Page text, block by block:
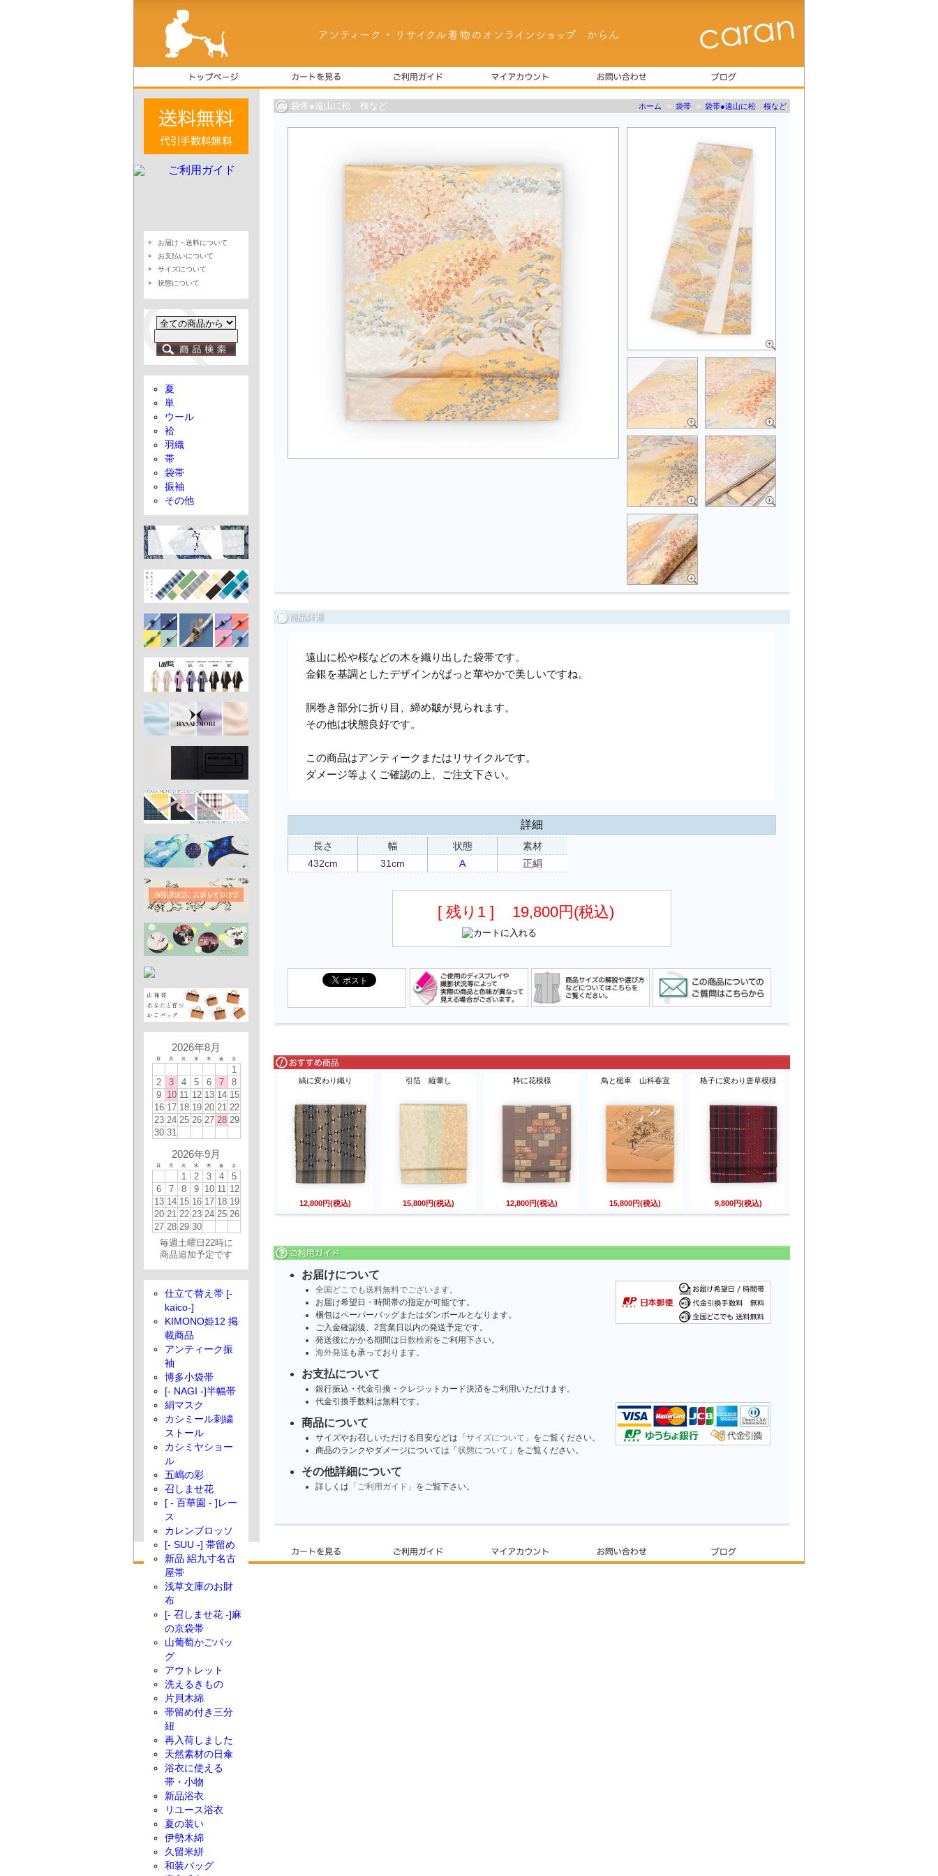
袋帯●遠山に松 桜など ホーム » 袋帯 » 袋帯●遠山に松 桜など
遠山に松や桜などの木を織り出した袋帯です。
金銀を基調としたデザインがぱっと華やかで美しいですね。
胴巻き部分に折り目、締め皺が見られます。
その他は状態良好です。
この商品はアンティークまたはリサイクルです。
ダメージ等よくご確認の上、ご注文下さい。
詳細
長さ
432cm
幅
31cm
状態
A
素材
正絹
[ 残り1 ] 19,800円(税込)
縞に変わり織り
12,800円(税込)
引箔 縦暈し
15,800円(税込)
枠に花模様
12,800円(税込)
鳥と槌車 山科春宣
15,800円(税込)
格子に変わり唐草模様
9,800円(税込)
お届けについて
全国どこでも送料無料でございます。
お届け希望日・時間帯の指定が可能です。
梱包はペーパーバッグまたはダンボールとなります。
ご入金確認後、2営業日以内の発送予定です。
発送後にかかる期間は 日数検索をご利用下さい。
海外発送 も承っております。
お支払について
銀行振込・代金引換・クレジットカード決済をご利用いただけます。
代金引換手数料は無料です。
商品について
サイズやお召しいただける目安などは「 サイズについて 」をご覧ください。
商品のランクやダメージについては「 状態について 」をご覧ください。
その他詳細について
詳しくは 「ご利用ガイド」 をご覧下さい。
お届け・送料について
お支払いについて
サイズについて
状態について
夏
単
ウール
袷
羽織
帯
袋帯
振袖
その他
2026年8月
日 月 火 水 木 金 土
1
2
3 4 5 6 7
8
9 10 11 12 13 14 15
16 17 18 19 20 21 22
23 24 25 26 27 28 29
30 31
2026年9月
日 月 火 水 木 金 土
1 2 3 4
5
6
7 8 9 10 11 12
13 14 15 16 17 18 19
20 21 22 23 24 25 26
27 28 29 30
毎週土曜日22時に
商品追加予定です
仕立て替え帯 [-
kaico-]
KIMONO姫12 掲
載商品
アンティーク振
袖
博多小袋帯
[- NAGI -]半幅帯
絹マスク
カシミール刺繍
ストール
カシミヤショー
ル
五嶋の彩
召しませ花
[ - 百華園 - ]レー
ス
カレンブロッソ
[- SUU -] 帯留め
新品 絽九寸名古
屋帯
浅草文庫のお財
布
[- 召しませ花 -]麻
の京袋帯
山葡萄かごバッ
グ
アウトレット
洗えるきもの
片貝木綿
帯留め付き三分
紐
再入荷しました
天然素材の日傘
浴衣に使える
帯・小物
新品浴衣
リユース浴衣
夏の装い
伊勢木綿
久留米絣
和装バッグ